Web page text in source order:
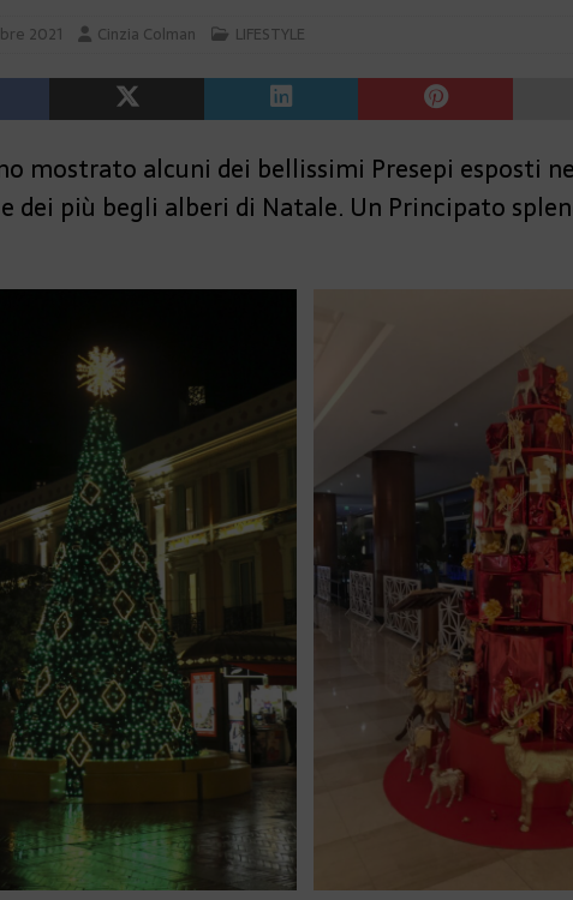
2021 Cinzia Colman LIFESTYLE
mostrato alcuni dei bellissimi Presepi esposti
dei più begli alberi di Natale. Un Principato